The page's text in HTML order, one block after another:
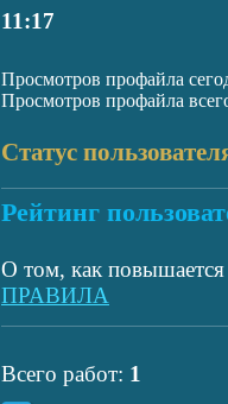
11:17
Просмотров профайла
Просмотров профайла
Статус
Рейтинг
О том, как повышается
ПРАВИЛА
Всего работ: 1